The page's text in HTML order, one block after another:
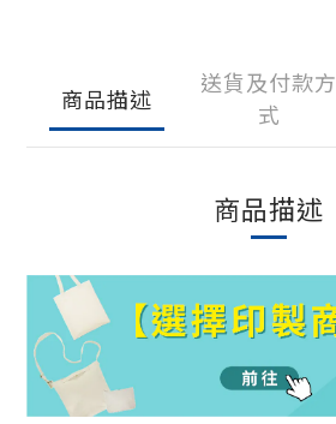
商品描述
送貨及付款方
式
商品描述